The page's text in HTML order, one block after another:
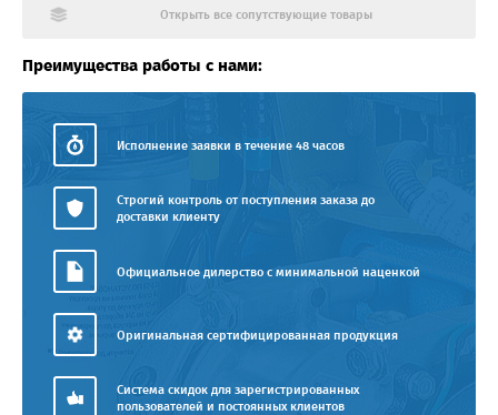
Открыть все сопутствующие товары
Преимущества работы с нами:
Исполнение заявки в течение 48 часов
Строгий контроль от поступления заказа до
доставки клиенту
Официальное дилерство с минимальной наценкой
Оригинальная сертифицированная продукция
Система скидок для зарегистрированных
пользователей и постоянных клиентов